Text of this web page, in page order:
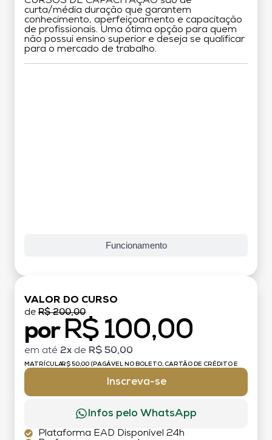
curta/média duração que garantem
conhecimento, aperfeiçoamento e capacitação
de profissionais. Uma ótima opção para quem
não possui ensino superior e deseja se qualificar
para o mercado de trabalho.
Funcionamento
VALOR DO CURSO
de R$ 200,00
por R$ 100,00
em até 2x de R$ 50,00
MATRÍCULA:R$ 50,00 (PAGÁVEL NO BOLETO, CARTÃO DE CRÉDITO E
Inscreva-se
Infos pelo WhatsApp
Plataforma EAD Disponível 24h